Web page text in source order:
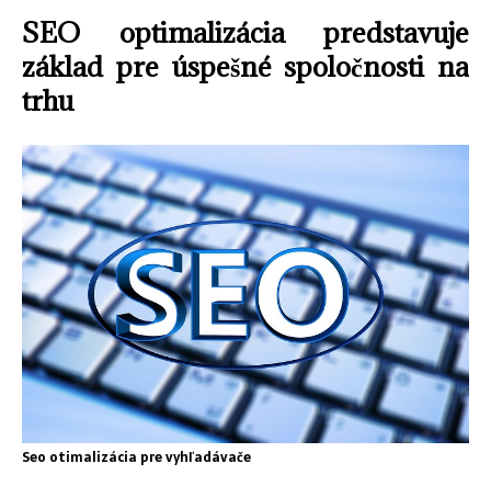
SEO optimalizácia predstavuje
základ pre úspešné spoločnosti na
trhu
Seo otimalizácia pre vyhľadávače